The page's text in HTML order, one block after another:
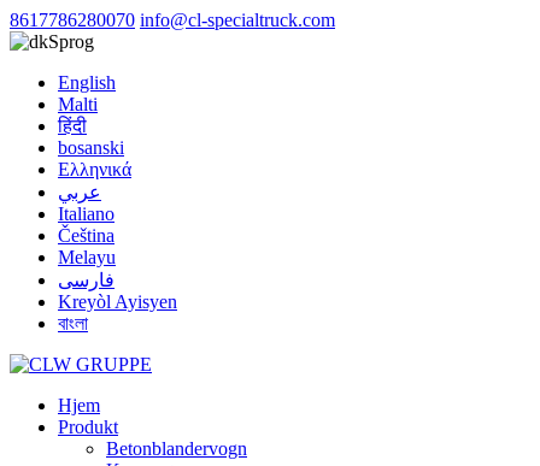
8617786280070 info@cl-specialtruck.com
Sprog
English
Malti
हिंदी
bosanski
Ελληνικά
عربي
Italiano
Čeština
Melayu
فارسی
Kreyòl Ayisyen
বাংলা
Hjem
Produkt
Betonblandervogn